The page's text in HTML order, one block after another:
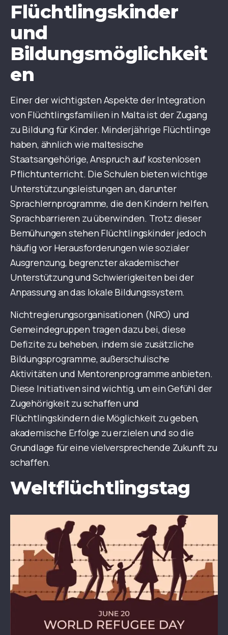
Flüchtlingskinder
und
Bildungsmöglichkeit
en
Einer der wichtigsten Aspekte der Integration
von Flüchtlingsfamilien in Malta ist der Zugang
zu Bildung für Kinder. Minderjährige Flüchtlinge
haben, ähnlich wie maltesische
Staatsangehörige, Anspruch auf kostenlosen
Pflichtunterricht. Die Schulen bieten wichtige
Unterstützungsleistungen an, darunter
Sprachlernprogramme, die den Kindern helfen,
Sprachbarrieren zu überwinden. Trotz dieser
Bemühungen stehen Flüchtlingskinder jedoch
häufig vor Herausforderungen wie sozialer
Ausgrenzung, begrenzter akademischer
Unterstützung und Schwierigkeiten bei der
Anpassung an das lokale Bildungssystem.
Nichtregierungsorganisationen (NRO) und
Gemeindegruppen tragen dazu bei, diese
Defizite zu beheben, indem sie zusätzliche
Bildungsprogramme, außerschulische
Aktivitäten und Mentorenprogramme anbieten.
Diese Initiativen sind wichtig, um ein Gefühl der
Zugehörigkeit zu schaffen und
Flüchtlingskindern die Möglichkeit zu geben,
akademische Erfolge zu erzielen und so die
Grundlage für eine vielversprechende Zukunft zu
schaffen.
Weltflüchtlingstag